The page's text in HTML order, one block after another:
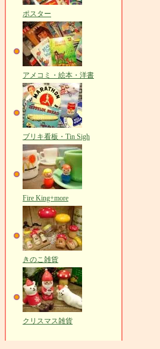
ポスター
アメコミ・絵本・洋書
ブリキ看板・Tin Sigh
Fire King+more
きのこ雑貨
クリスマス雑貨